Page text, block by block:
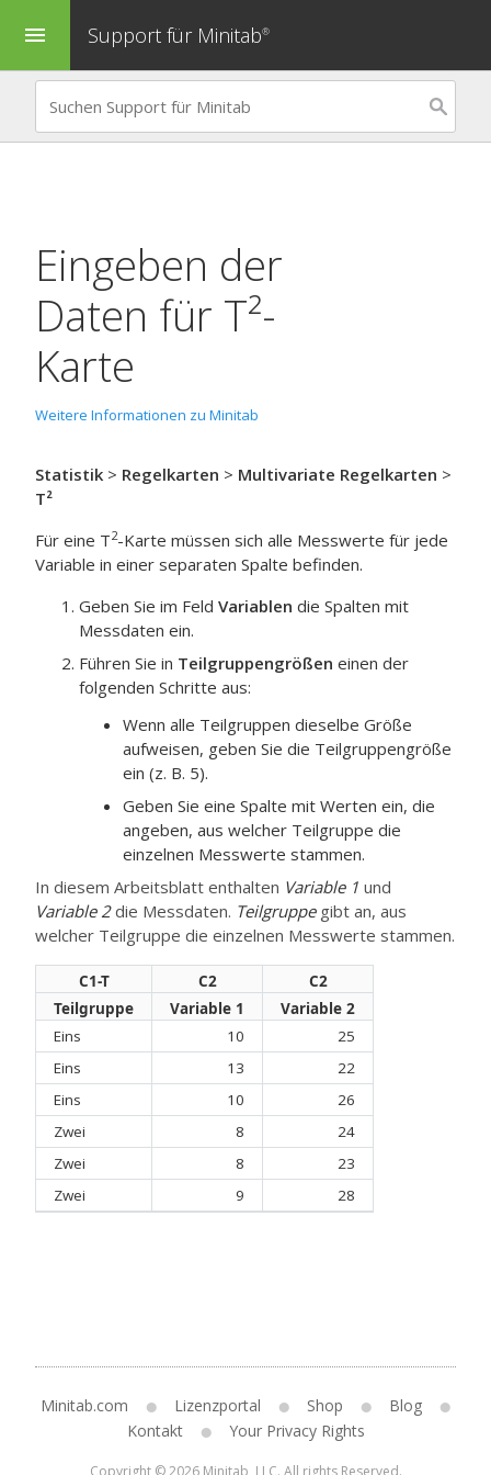
menu Support für Minitab®
Eingeben der
Daten für T²-
Karte
Weitere Informationen zu Minitab
Statistik > Regelkarten > Multivariate Regelkarten >
T²
Für eine T2-Karte müssen sich alle Messwerte für jede
Variable in einer separaten Spalte befinden.
Geben Sie im Feld Variablen die Spalten mit
Messdaten ein.
Führen Sie in Teilgruppengrößen einen der
folgenden Schritte aus:
Wenn alle Teilgruppen dieselbe Größe
aufweisen, geben Sie die Teilgruppengröße
ein (z. B. 5).
Geben Sie eine Spalte mit Werten ein, die
angeben, aus welcher Teilgruppe die
einzelnen Messwerte stammen.
In diesem Arbeitsblatt enthalten Variable 1 und
Variable 2die Messdaten. Teilgruppegibt an, aus
welcher Teilgruppe die einzelnen Messwerte stammen.
C1-T C2
C2
Teilgruppe
Variable 1
Variable 2
Eins
10
25
Eins
13
22
Eins
10
26
Zwei
8
24
Zwei
8
23
Zwei
9 28
Minitab.com Lizenzportal Shop
Blog
Kontakt
Your Privacy Rights
Copyright © 2026 Minitab, LLC. All rights Reserved.